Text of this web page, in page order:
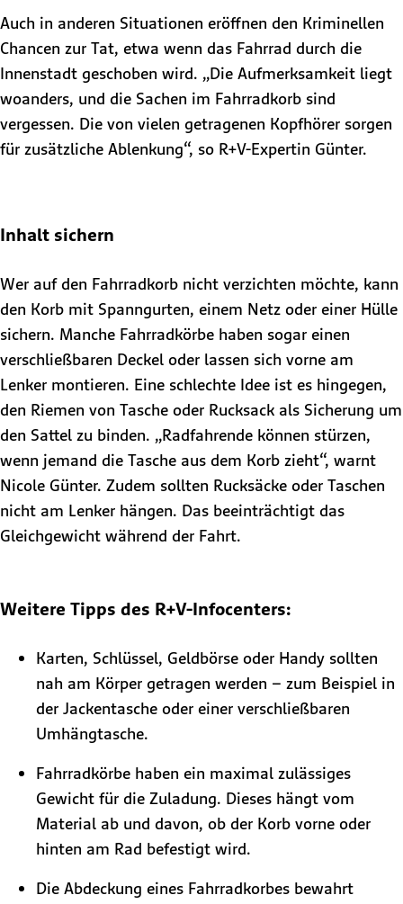
Auch in anderen Situationen eröffnen den Kriminellen
Chancen zur Tat, etwa wenn das Fahrrad durch die
Innenstadt geschoben wird. „Die Aufmerksamkeit liegt
woanders, und die Sachen im Fahrradkorb sind
vergessen. Die von vielen getragenen Kopfhörer sorgen
für zusätzliche Ablenkung“, so R+V-Expertin Günter.
Inhalt sichern
Wer auf den Fahrradkorb nicht verzichten möchte, kann
den Korb mit Spanngurten, einem Netz oder einer Hülle
sichern. Manche Fahrradkörbe haben sogar einen
verschließbaren Deckel oder lassen sich vorne am
Lenker montieren. Eine schlechte Idee ist es hingegen,
den Riemen von Tasche oder Rucksack als Sicherung um
den Sattel zu binden. „Radfahrende können stürzen,
wenn jemand die Tasche aus dem Korb zieht“, warnt
Nicole Günter. Zudem sollten Rucksäcke oder Taschen
nicht am Lenker hängen. Das beeinträchtigt das
Gleichgewicht während der Fahrt.
Weitere Tipps des R+V-Infocenters:
Karten, Schlüssel, Geldbörse oder Handy sollten
nah am Körper getragen werden – zum Beispiel in
der Jackentasche oder einer verschließbaren
Umhängtasche.
Fahrradkörbe haben ein maximal zulässiges
Gewicht für die Zuladung. Dieses hängt vom
Material ab und davon, ob der Korb vorne oder
hinten am Rad befestigt wird.
Die Abdeckung eines Fahrradkorbes bewahrt